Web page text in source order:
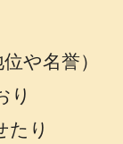
や名誉）
り
たり